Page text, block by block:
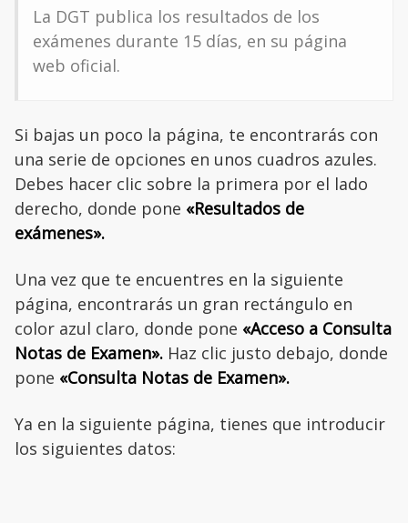
La DGT publica los resultados de los
exámenes durante 15 días, en su página
web oficial.
Si bajas un poco la página, te encontrarás con
una serie de opciones en unos cuadros azules.
Debes hacer clic sobre la primera por el lado
derecho, donde pone «Resultados de
exámenes».
Una vez que te encuentres en la siguiente
página, encontrarás un gran rectángulo en
color azul claro, donde pone «Acceso a Consulta
Notas de Examen». Haz clic justo debajo, donde
pone «Consulta Notas de Examen».
Ya en la siguiente página, tienes que introducir
los siguientes datos: